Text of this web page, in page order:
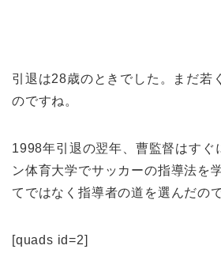
引退は28歳のときでした。まだ若
のですね。
1998年引退の翌年、曹監督はすぐ
ン体育大学でサッカーの指導法を
てではなく指導者の道を選んだので
[quads id=2]